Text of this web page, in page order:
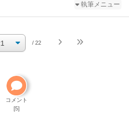
執筆メニュー
続きを執筆
/ 22
コメント
[5]